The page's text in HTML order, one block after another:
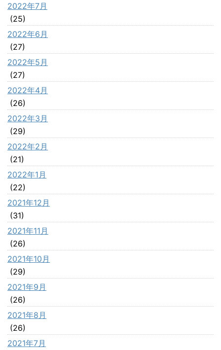
2022年7月
(25)
2022年6月
(27)
2022年5月
(27)
2022年4月
(26)
2022年3月
(29)
2022年2月
(21)
2022年1月
(22)
2021年12月
(31)
2021年11月
(26)
2021年10月
(29)
2021年9月
(26)
2021年8月
(26)
2021年7月